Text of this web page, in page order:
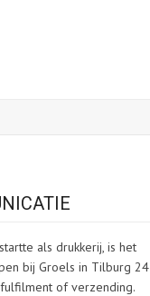
als drukkerij, is het
bij Groels in Tilburg 24
of verzending.